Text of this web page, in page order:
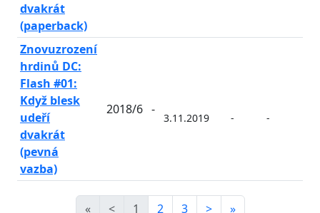
dvakrát
(paperback)
Znovuzrození
hrdinů DC:
Flash #01:
Když blesk
udeří
dvakrát
(pevná
vazba)
2018/6 -
3.11.2019 - -
« < 1 2 3 > »